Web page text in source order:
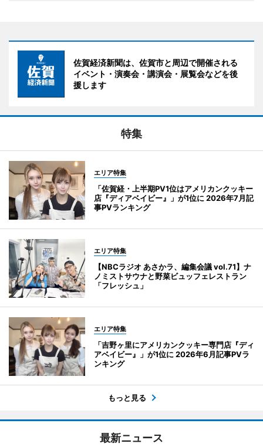
佐賀経済新聞は、佐賀市と周辺で開催される
イベント・演奏会・講演会・展覧会などを後
援します
特集
エリア特集
「佐賀経・上半期PV1位はアメリカンクッキー
店『ディアベイビー』」が1位に 2026年7月記
事PVランキング
エリア特集
【NBCラジオ あさかラ、編集会議 vol.71】ナ
ノミストサウナと野菜ビュッフェレストラン
「フレッシュ」
エリア特集
「吉野ヶ里にアメリカンクッキー専門店『ディ
アベイビー』」が1位に 2026年6月記事PVラ
ンキング
もっと見る
最新ニュース